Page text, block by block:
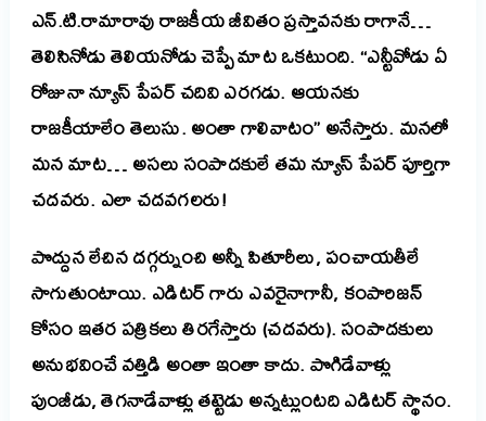
ఎన్.టి.రామారావు రాజకీయ జీవితం ప్రస్తావనకు రాగానే…
తెలిసినోడు తెలియనోడు చెప్పే మాట ఒకటుంది. ‘‘ఎన్టీవోడు ఏ
రోజునా న్యూస్ పేపర్ చదివి ఎరగడు. ఆయనకు
రాజకీయాలేం తెలుసు. అంతా గాలివాటం’’ అనేస్తారు. మనలో
మన మాట… అసలు సంపాదకులే తమ న్యూస్ పేపర్ పూర్తిగా
చదవరు. ఎలా చదవగలరు!
పొద్దున లేచిన దగ్గర్నుంచి అన్నీ పితూరీలు, పంచాయతీలే
సాగుతుంటాయి. ఎడిటర్ గారు ఎవరైనాగానీ, కంపారిజన్
కోసం ఇతర పత్రికలు తిరగేస్తారు (చదవరు). సంపాదకులు
అనుభవించే వత్తిడి అంతా ఇంతా కాదు. పొగిడేవాళ్లు
పుంజీడు, తెగనాడేవాళ్లు తట్టెడు అన్నట్లుంటది ఎడిటర్ స్థానం.